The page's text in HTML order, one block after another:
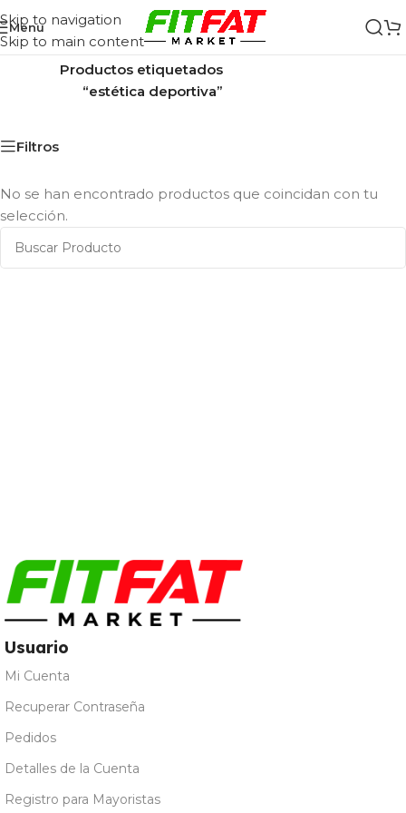
Skip to navigation
Skip to main content
Menu
Inicio/
Productos etiquetados
“estética deportiva”
Filtros
No se han encontrado productos que coincidan con tu
selección.
Usuario
Mi Cuenta
Recuperar Contraseña
Pedidos
Detalles de la Cuenta
Registro para Mayoristas